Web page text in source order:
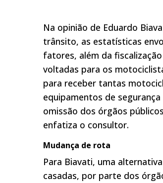
Na opinião de Eduardo
trânsito, as estatísticas
fatores, além da
voltadas para os
para receber tantas
equipamentos de
omissão dos órgãos
enfatiza o consultor.
Mudança de rota
Para Biavati, uma
casadas, por parte dos